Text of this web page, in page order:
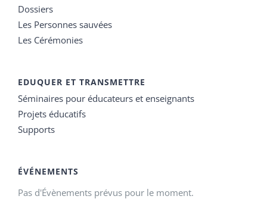
Dossiers
Les Personnes sauvées
Les Cérémonies
EDUQUER ET TRANSMETTRE
Séminaires pour éducateurs et enseignants
Projets éducatifs
Supports
ÉVÉNEMENTS
Pas d'Évènements prévus pour le moment.